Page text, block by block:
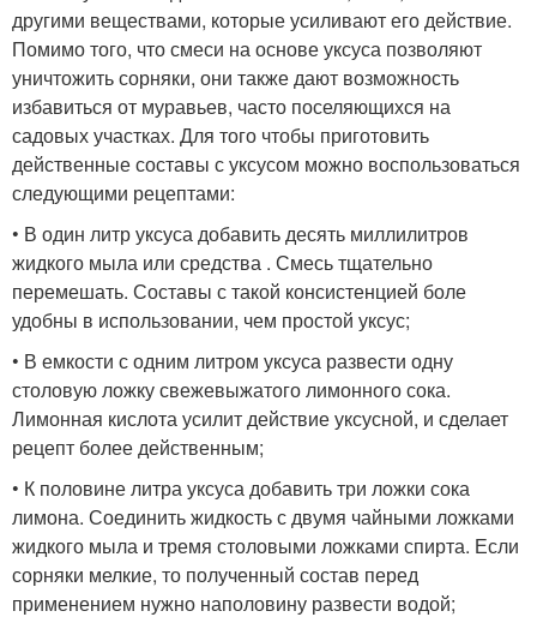
другими веществами, которые усиливают его действие.
Помимо того, что смеси на основе уксуса позволяют
уничтожить сорняки, они также дают возможность
избавиться от муравьев, часто поселяющихся на
садовых участках. Для того чтобы приготовить
действенные составы с уксусом можно воспользоваться
следующими рецептами:
• В один литр уксуса добавить десять миллилитров
жидкого мыла или средства . Смесь тщательно
перемешать. Составы с такой консистенцией боле
удобны в использовании, чем простой уксус;
• В емкости с одним литром уксуса развести одну
столовую ложку свежевыжатого лимонного сока.
Лимонная кислота усилит действие уксусной, и сделает
рецепт более действенным;
• К половине литра уксуса добавить три ложки сока
лимона. Соединить жидкость с двумя чайными ложками
жидкого мыла и тремя столовыми ложками спирта. Если
сорняки мелкие, то полученный состав перед
применением нужно наполовину развести водой;